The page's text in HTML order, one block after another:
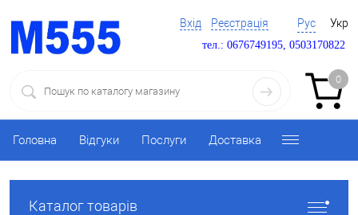
Вхід Реєстрація Рус Укр
тел.: 0676749195, 0503170822
0
Головна Відгуки Послуги Доставка
Каталог товарів